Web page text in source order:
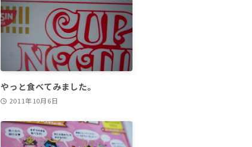
やっと食べてみました。
2011年10月6日